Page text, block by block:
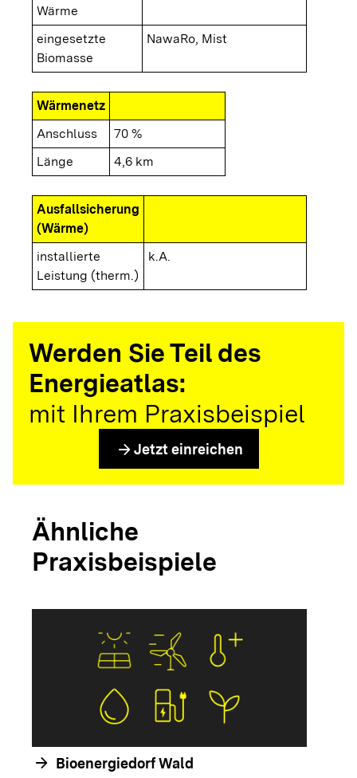
Wärme
eingesetzte
Biomasse
NawaRo, Mist
Wärmenetz
Anschluss
70 %
Länge
4,6 km
Ausfallsicherung
(Wärme)
installierte
Leistung (therm.)
k.A.
Werden Sie Teil des
Energieatlas:
mit Ihrem Praxisbeispiel
arrow_forward Jetzt einreichen
Ähnliche
Praxisbeispiele
arrow_forward Bioenergiedorf Wald